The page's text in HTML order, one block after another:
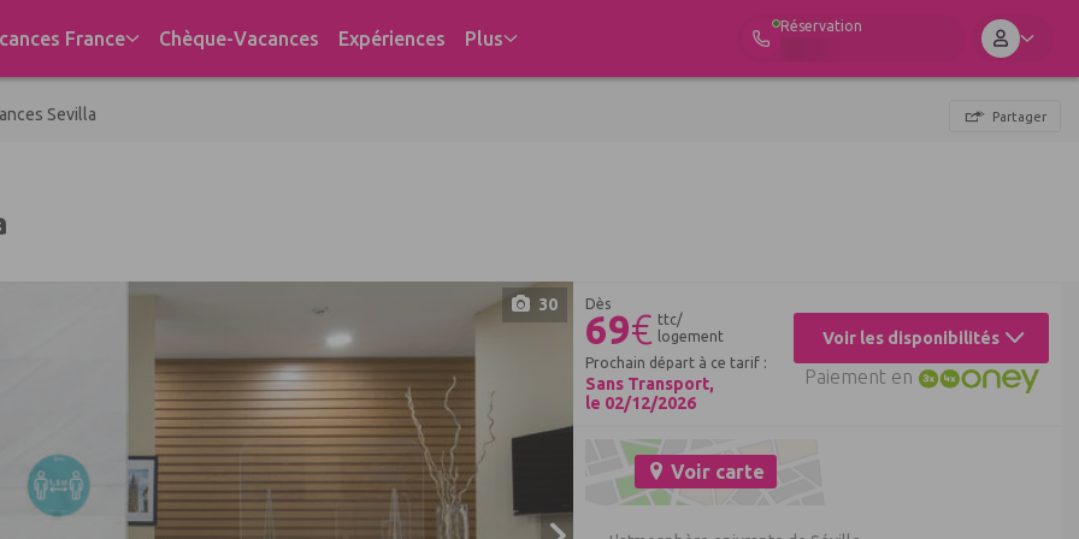
France Chèque-Vacances Expériences Plus
Réservation
Sevilla Partager
30 Dès
69€ ttc/
logement
Prochain départ à ce tarif :
Sans Transport,
le 02/12/2026
Voir les disponibilités
Paiement en
Voir carte